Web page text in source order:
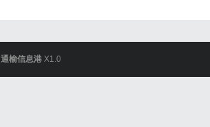
通榆信息港 X1.0